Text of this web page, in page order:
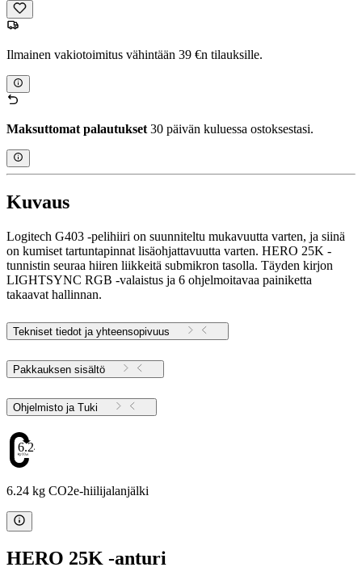
Ilmainen vakiotoimitus vähintään 39 €n tilauksille.
Maksuttomat palautukset 30 päivän kuluessa ostoksestasi.
Kuvaus
Logitech G403 -pelihiiri on suunniteltu mukavuutta varten, ja siinä
on kumiset tartuntapinnat lisäohjattavuutta varten. HERO 25K -
tunnistin seuraa hiiren liikkeitä submikron tasolla. Täyden kirjon
LIGHTSYNC RGB ‑valaistus ja 6 ohjelmoitavaa painiketta
takaavat hallinnan.
Tekniset tiedot ja yhteensopivuus
Pakkauksen sisältö
Ohjelmisto ja Tuki
6.24
6.24 kg CO2e-hiilijalanjälki
HERO 25K -anturi